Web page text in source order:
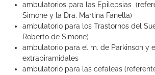
ambulatorios para las Epilepsias
Simone y la Dra. Martina Fanella)
ambulatorio para los Trastornos del
Roberto de Simone)
ambulatorio para el m. de Parkinson y
extrapiramidales
ambulatorio para las cefaleas